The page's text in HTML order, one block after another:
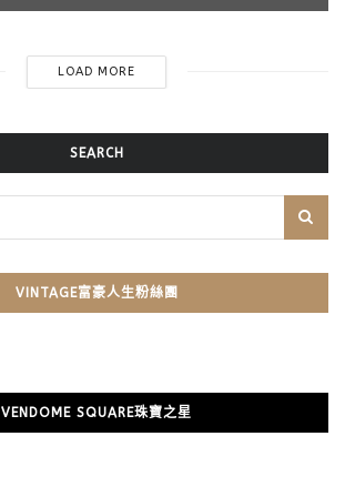
LOAD MORE
SEARCH
VINTAGE富豪人生粉絲團
VENDOME SQUARE珠寶之星